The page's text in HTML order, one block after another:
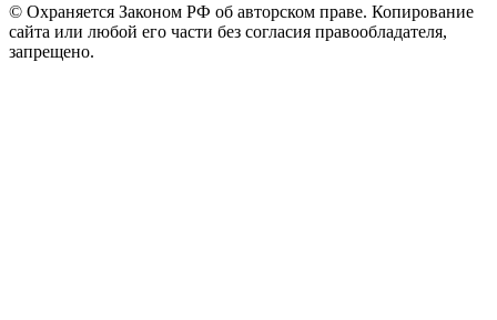
© Охраняется Законом РФ об авторском праве. Копирование
сайта или любой его части без согласия правообладателя,
запрещено.